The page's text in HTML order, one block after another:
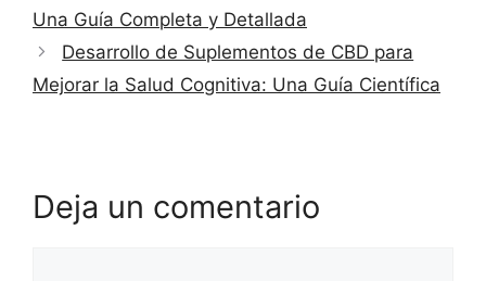
Una Guía Completa y Detallada
Desarrollo de Suplementos de CBD para
Mejorar la Salud Cognitiva: Una Guía Científica
Deja un comentario